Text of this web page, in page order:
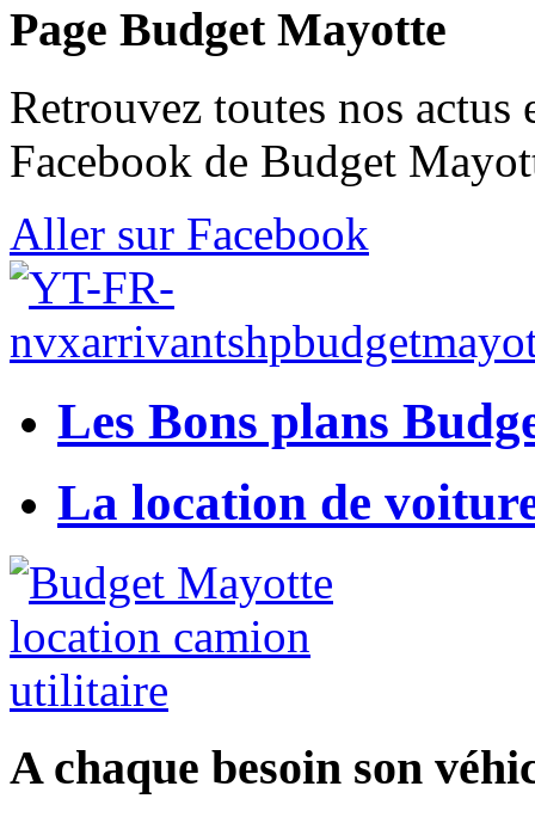
Page Budget Mayotte
Retrouvez toutes nos
Facebook de Budget
Aller sur Facebook
Les Bons plans
La location de
A chaque besoin son